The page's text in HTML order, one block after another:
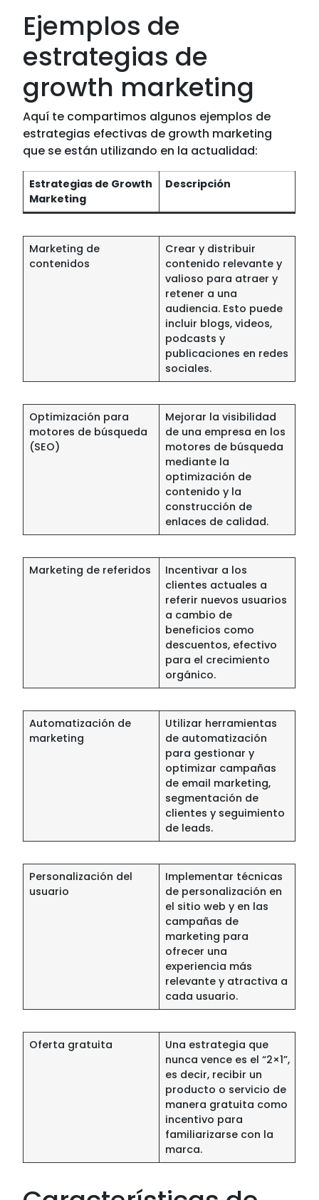
Ejemplos de
estrategias de
growth marketing
Aquí te compartimos algunos ejemplos de
estrategias efectivas de growth marketing
que se están utilizando en la actualidad:
Estrategias de Growth
Marketing
Descripción
Marketing de
contenidos
Crear y distribuir
contenido relevante y
valioso para atraer y
retener a una
audiencia. Esto puede
incluir blogs, videos,
podcasts y
publicaciones en redes
sociales.
Optimización para
motores de búsqueda
(SEO)
Mejorar la visibilidad
de una empresa en los
motores de búsqueda
mediante la
optimización de
contenido y la
construcción de
enlaces de calidad.
Marketing de referidos
Incentivar a los
clientes actuales a
referir nuevos usuarios
a cambio de
beneficios como
descuentos, efectivo
para el crecimiento
orgánico.
Automatización de
marketing
Utilizar herramientas
de automatización
para gestionar y
optimizar campañas
de email marketing,
segmentación de
clientes y seguimiento
de leads.
Personalización del
usuario
Implementar técnicas
de personalización en
el sitio web y en las
campañas de
marketing para
ofrecer una
experiencia más
relevante y atractiva a
cada usuario.
Oferta gratuita
Una estrategia que
nunca vence es el “2×1”,
es decir, recibir un
producto o servicio de
manera gratuita como
incentivo para
familiarizarse con la
marca.